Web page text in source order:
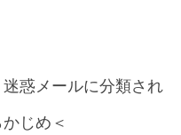
惑メールに分類され
じめ＜